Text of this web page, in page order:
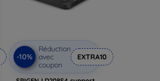
-10%
Réduction
avec
coupon
EXTRA10